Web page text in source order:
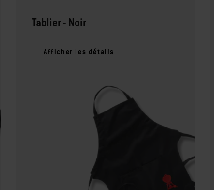
Tablier - Noir
Afficher les détails